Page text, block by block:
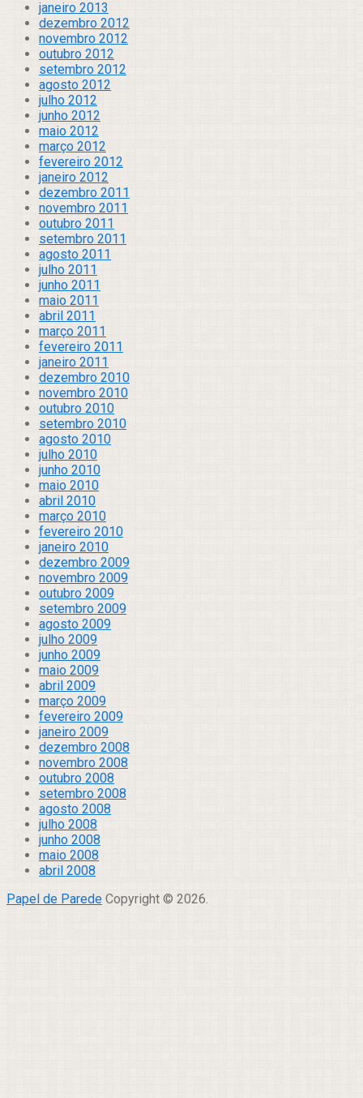
janeiro 2013
dezembro 2012
novembro 2012
outubro 2012
setembro 2012
agosto 2012
julho 2012
junho 2012
maio 2012
março 2012
fevereiro 2012
janeiro 2012
dezembro 2011
novembro 2011
outubro 2011
setembro 2011
agosto 2011
julho 2011
junho 2011
maio 2011
abril 2011
março 2011
fevereiro 2011
janeiro 2011
dezembro 2010
novembro 2010
outubro 2010
setembro 2010
agosto 2010
julho 2010
junho 2010
maio 2010
abril 2010
março 2010
fevereiro 2010
janeiro 2010
dezembro 2009
novembro 2009
outubro 2009
setembro 2009
agosto 2009
julho 2009
junho 2009
maio 2009
abril 2009
março 2009
fevereiro 2009
janeiro 2009
dezembro 2008
novembro 2008
outubro 2008
setembro 2008
agosto 2008
julho 2008
junho 2008
maio 2008
abril 2008
Papel de Parede Copyright © 2026.